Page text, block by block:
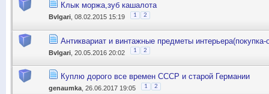
Клык моржа,зуб кашалота
Bvlgari , 08.02.2015 15:19 1 2
Антиквариат и винтажные предметы интерьера(покупка-
Bvlgari , 20.05.2016 20:02 1 2
Куплю дорого все времен СССР и старой Германии
genaumka , 26.06.2017 19:05 1 2